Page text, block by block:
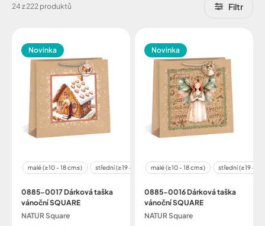
24 z 222 produktů Filtr
Novinka
malé (≥10 - 18 cm≤) střední (≥19 - 32 cm≤) velké (≥29 - 48 cm≤)
0885-0017 Dárková taška
vánoční SQUARE
NATUR Square
Novinka
malé (≥10 - 18 cm≤) střední (≥19 - 32
0885-0016 Dárková taška
vánoční SQUARE
NATUR Square